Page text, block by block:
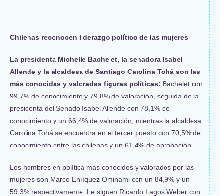
Chilenas reconocen liderazgo político de las mujeres
La presidenta Michelle Bachelet, la senadora Isabel
Allende y la alcaldesa de Santiago Carolina Tohá son las
más conocidas y valoradas figuras políticas: Bachelet con
99,7% de conocimiento y 79,8% de valoración, seguida de la
presidenta del Senado Isabel Allende con 78,1% de
conocimiento y un 66,4% de valoración, mientras la alcaldesa
Carolina Tohá se encuentra en el tercer puesto con 70,5% de
conocimiento entre las chilenas y un 61,4% de aprobación.
Los hombres en política más conocidos y valorados por las
mujeres son Marco Enríquez Ominami con un 84,9% y un
59,3% respectivamente. Le siguen Ricardo Lagos Weber con